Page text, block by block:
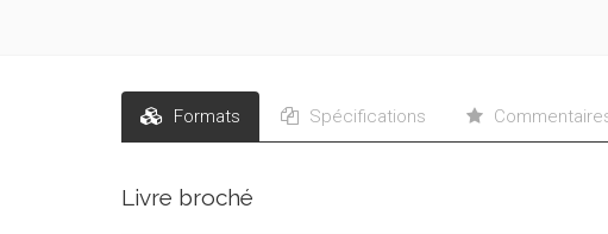
Formats Spécifications
Livre broché